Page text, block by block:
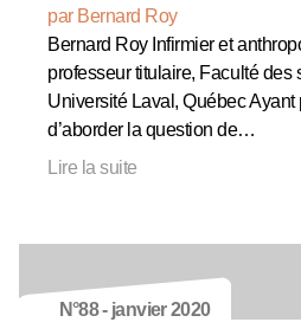
par Bernard Roy
Bernard Roy Infirmier et
professeur titulaire, Faculté des
Université Laval, Québec Ayant
d’aborder la question de…
Lire la suite
N°88 - janvier 2020